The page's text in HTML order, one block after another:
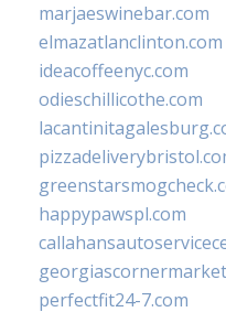
marjaeswinebar.com
elmazatlanclinton.com
ideacoffeenyc.com
odieschillicothe.com
happypawspl.com
perfectfit24-7.com